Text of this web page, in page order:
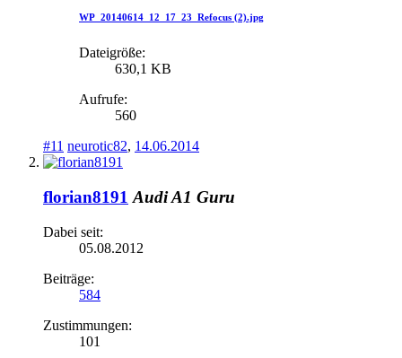
WP_20140614_12_17_23_Refocus (2).jpg
Dateigröße:
630,1 KB
Aufrufe:
560
#11 neurotic82, 14.06.2014
florian8191 Audi A1 Guru
Dabei seit:
05.08.2012
Beiträge:
584
Zustimmungen:
101